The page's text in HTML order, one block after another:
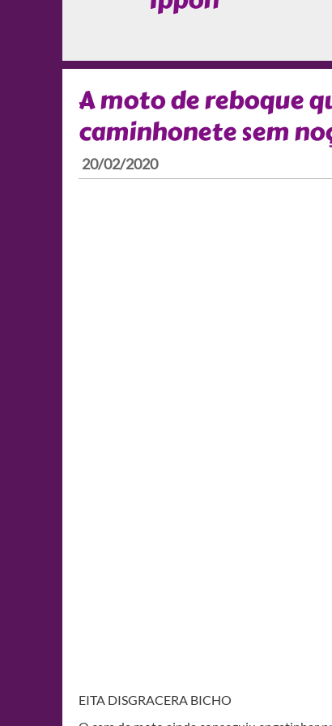
A moto de reboque
caminhonete sem
20/02/2020
EITA DISGRACERA BICHO